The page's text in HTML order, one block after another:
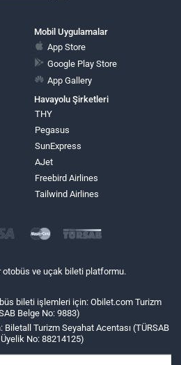
Mobil Uygulamalar
App Store
Google Play Store
App Gallery
Havayolu Şirketleri
THY
Pegasus
SunExpress
AJet
Freebird Airlines
Tailwind Airlines
otobüs ve uçak bileti platformu.
bileti işlemleri için: Obilet.com Turizm
Belge No: 9883)
Turizm Seyahat Acentası (TÜRSAB
No: 88214125)